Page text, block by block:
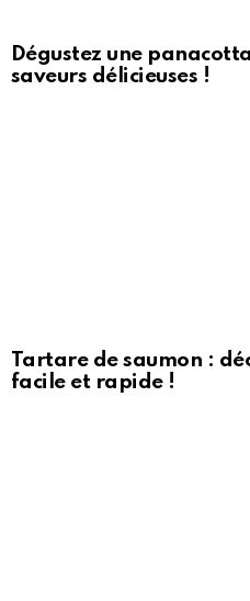
Dégustez une
saveurs délicieuses !
Tartare de saumon :
facile et rapide !